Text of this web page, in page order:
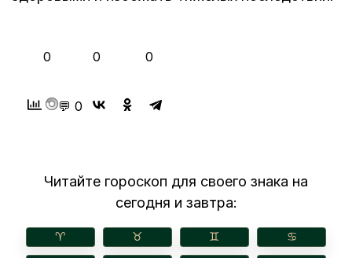
0 0 0
💬 0
Читайте гороскоп для своего знака на
сегодня и завтра:
♈︎ ♉︎ ♊︎ ♋︎